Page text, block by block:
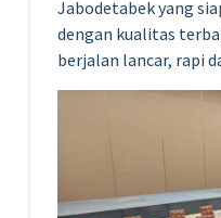
Jabodetabek yang
dengan kualitas
berjalan lancar, rapi